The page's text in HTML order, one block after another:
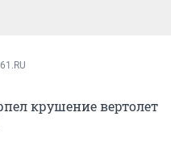
крушение вертолет